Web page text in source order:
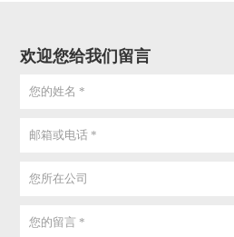
欢迎您给我们留言